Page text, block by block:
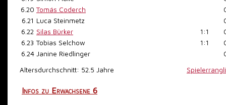
6.20 Tomás Coderch
6.21 Luca Steinmetz
6.22 Silas Bürker 1:1
6.23 Tobias Selchow 1:1
6.24 Janine Riedlinger
Altersdurchschnitt: 52.5 Jahre
Infos zu Erwachsene 6